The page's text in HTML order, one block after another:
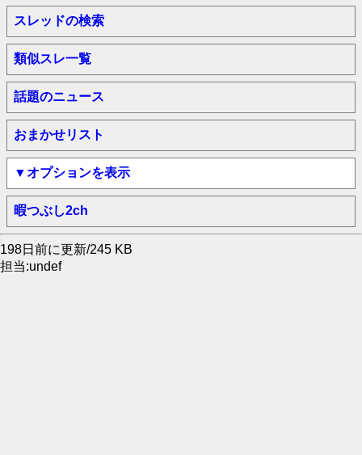
スレッドの検索
類似スレ一覧
話題のニュース
おまかせリスト
▼オプションを表示
暇つぶし2ch
198日前に更新/245 KB
担当:undef